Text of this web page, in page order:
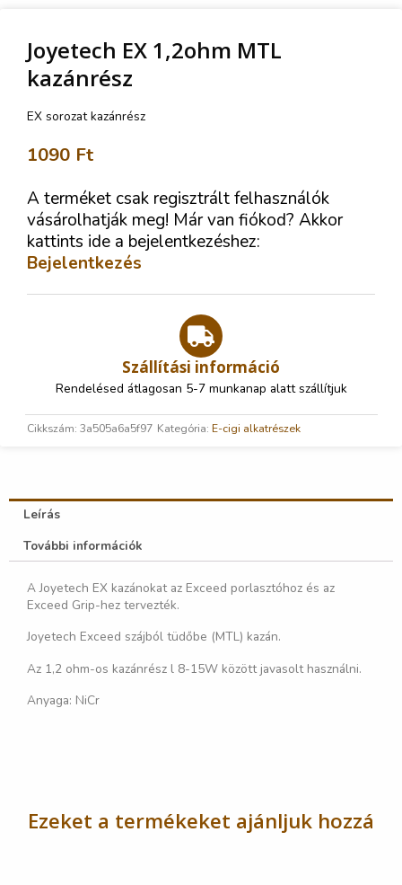
Joyetech EX 1,2ohm MTL
kazánrész
EX sorozat kazánrész
1090 Ft
A terméket csak regisztrált felhasználók
vásárolhatják meg! Már van fiókod? Akkor
kattints ide a bejelentkezéshez:
Bejelentkezés
Szállítási információ
Rendelésed átlagosan 5-7 munkanap alatt szállítjuk
Cikkszám: 3a505a6a5f97 Kategória: E-cigi alkatrészek
Leírás
További információk
A Joyetech EX kazánokat az Exceed porlasztóhoz és az
Exceed Grip-hez tervezték.
Joyetech Exceed szájból tüdőbe (MTL) kazán.
Az 1,2 ohm-os kazánrész l 8-15W között javasolt használni.
Anyaga: NiCr
Ezeket a termékeket ajánljuk hozzá